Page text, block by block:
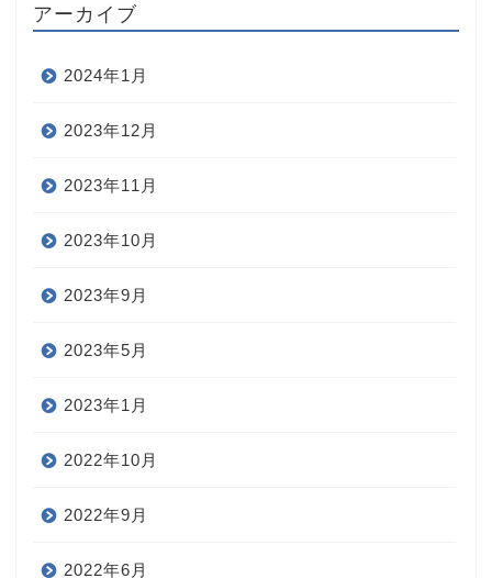
アーカイブ
2024年1月
2023年12月
2023年11月
2023年10月
2023年9月
2023年5月
2023年1月
2022年10月
2022年9月
2022年6月